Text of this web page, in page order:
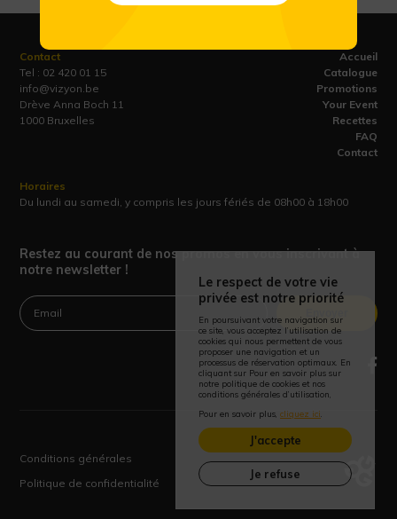
Accueil
Catalogue
Promotions
Your Event
Recettes
FAQ
Contact
Contact
Tel : 02 420 01 15
info@vizyon.be
Drève Anna Boch 11
1000 Bruxelles
Horaires
Du lundi au samedi, y compris les jours fériés de 08h00 à 18h00
Restez au courant de nos promos en vous inscrivant à
notre newsletter !
Conditions générales
Politique de confidentialité
Le respect de votre vie
privée est notre priorité
En poursuivant votre navigation sur
ce site, vous acceptez l’utilisation de
cookies qui nous permettent de vous
proposer une navigation et un
processus de réservation optimaux. En
cliquant sur Pour en savoir plus sur
notre politique de cookies et nos
conditions générales d’utilisation,
Pour en savoir plus, cliquez ici
J'accepte
Je refuse